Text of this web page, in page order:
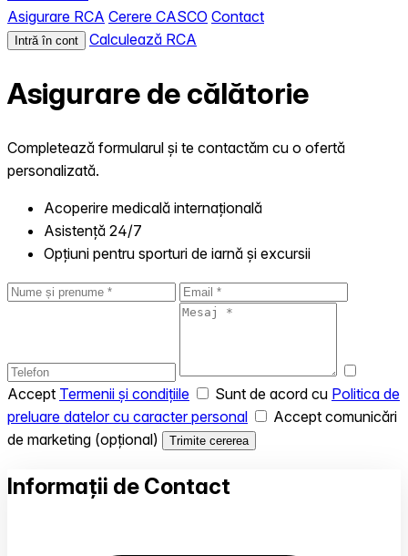
Asigurare RCA Cerere CASCO Contact
Intră în cont Calculează RCA
Asigurare de călătorie
Completează formularul și te contactăm cu o ofertă
personalizată.
Acoperire medicală internațională
Asistență 24/7
Opțiuni pentru sporturi de iarnă și excursii
Accept Termenii și condițiile Sunt de acord cu Politica de
preluare datelor cu caracter personal
Accept comunicări
de marketing (opțional)
Trimite cererea
Informații de Contact